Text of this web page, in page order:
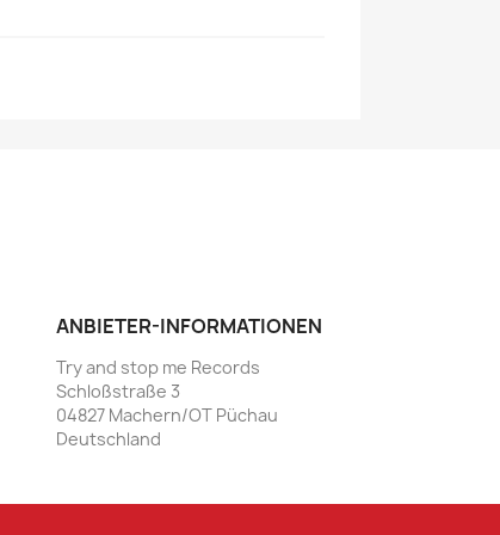
ANBIETER-INFORMATIONEN
Try and stop me Records
Schloßstraße 3
04827 Machern/OT Püchau
Deutschland